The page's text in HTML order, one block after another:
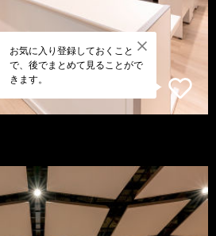
お気に入り登録しておくこと
で、後でまとめて見ることがで
きます。